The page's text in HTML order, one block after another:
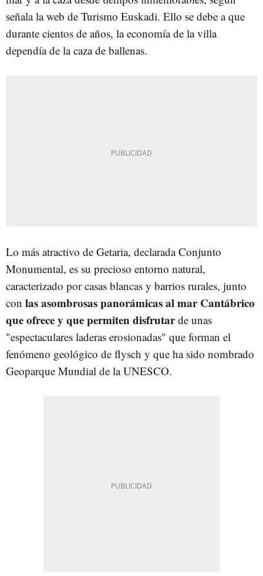
señala la web de Turismo Euskadi. Ello se debe a que
durante cientos de años, la economía de la villa
dependía de la caza de ballenas.
Lo más atractivo de Getaria, declarada Conjunto
Monumental, es su precioso entorno natural,
caracterizado por casas blancas y barrios rurales, junto
con las asombrosas panorámicas al mar Cantábrico
que ofrece y que permiten disfrutarde unas
"espectaculares laderas erosionadas" que forman el
fenómeno geológico de flysch y que ha sido nombrado
Geoparque Mundial de la UNESCO.